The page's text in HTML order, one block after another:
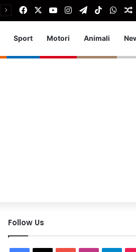
FacebookYou TubeInstagram
TelegramTikTok
Sport Motori Animali
Follow Us